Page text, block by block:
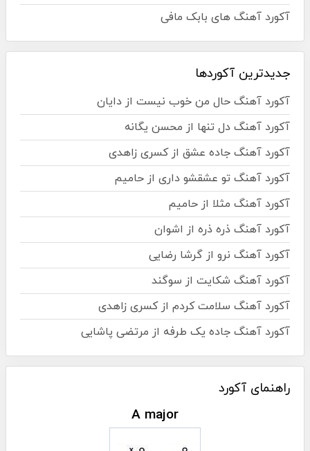
آکورد آهنگ های بابک مافی
جدیدترین آکوردها
آکورد آهنگ حال من خوب نیست از دایان
آکورد آهنگ دل تنها از محسن یگانه
آکورد آهنگ جاده عشق از کسری زاهدی
آکورد آهنگ تو عشقشو داری از حامیم
آکورد آهنگ مثلا از حامیم
آکورد آهنگ ذره ذره از اشوان
آکورد آهنگ نرو از گرشا رضایی
آکورد آهنگ شکایت از سوگند
آکورد آهنگ سلامت کردم از کسری زاهدی
آکورد آهنگ جاده یک طرفه از مرتضی پاشایی
راهنمای آکورد
A major